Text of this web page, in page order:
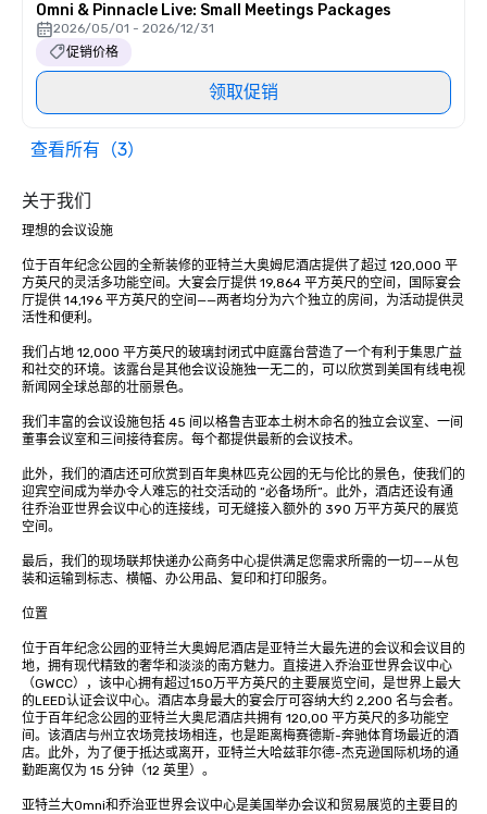
Omni & Pinnacle Live: Small Meetings Packages
2026/05/01 - 2026/12/31
促销价格
领取促销
查看所有（3）
关于我们
理想的会议设施
位于百年纪念公园的全新装修的亚特兰大奥姆尼酒店提供了超过 120,000 平
方英尺的灵活多功能空间。大宴会厅提供 19,864 平方英尺的空间，国际宴会
厅提供 14,196 平方英尺的空间——两者均分为六个独立的房间，为活动提供灵
活性和便利。
我们占地 12,000 平方英尺的玻璃封闭式中庭露台营造了一个有利于集思广益
和社交的环境。该露台是其他会议设施独一无二的，可以欣赏到美国有线电视
新闻网全球总部的壮丽景色。
我们丰富的会议设施包括 45 间以格鲁吉亚本土树木命名的独立会议室、一间
董事会议室和三间接待套房。每个都提供最新的会议技术。
此外，我们的酒店还可欣赏到百年奥林匹克公园的无与伦比的景色，使我们的
迎宾空间成为举办令人难忘的社交活动的 “必备场所”。此外，酒店还设有通
往乔治亚世界会议中心的连接线，可无缝接入额外的 390 万平方英尺的展览
空间。
最后，我们的现场联邦快递办公商务中心提供满足您需求所需的一切——从包
装和运输到标志、横幅、办公用品、复印和打印服务。
位置
位于百年纪念公园的亚特兰大奥姆尼酒店是亚特兰大最先进的会议和会议目的
地，拥有现代精致的奢华和淡淡的南方魅力。直接进入乔治亚世界会议中心
（GWCC），该中心拥有超过150万平方英尺的主要展览空间，是世界上最大
的LEED认证会议中心。酒店本身最大的宴会厅可容纳大约 2,200 名与会者。
位于百年纪念公园的亚特兰大奥尼酒店共拥有 120,00 平方英尺的多功能空
间。该酒店与州立农场竞技场相连，也是距离梅赛德斯-奔驰体育场最近的酒
店。此外，为了便于抵达或离开，亚特兰大哈兹菲尔德-杰克逊国际机场的通
勤距离仅为 15 分钟（12 英里）。
亚特兰大Omni和乔治亚世界会议中心是美国举办会议和贸易展览的主要目的